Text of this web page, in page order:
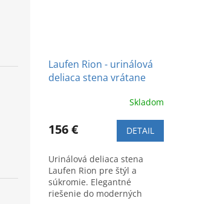
Laufen Rion - urinálová
deliaca stena vrátane
Skladom
156 € DETAIL
Urinálová deliaca stena
Laufen Rion pre štýl a
súkromie. Elegantné
riešenie do moderných